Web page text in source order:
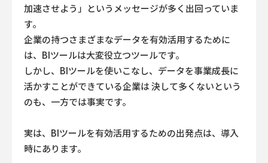
加速させよう」というメッセージが多く出回っていま
す。
企業の持つさまざまなデータを有効活用するために
は、BIツールは大変役立つツールです。
しかし、BIツールを使いこなし、データを事業成長に
活かすことができている企業は決して多くないという
のも、一方では事実です。
実は、BIツールを有効活用するための出発点は、導入
時にあります。